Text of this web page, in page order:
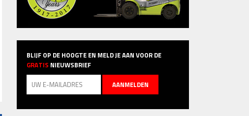
BLIJF OP DE HOOGTE EN MELD JE AAN VOOR DE
GRATIS NIEUWSBRIEF